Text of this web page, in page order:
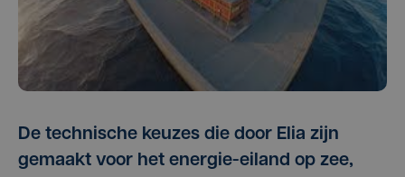
De technische keuzes die door Elia zijn
gemaakt voor het energie-eiland op zee,